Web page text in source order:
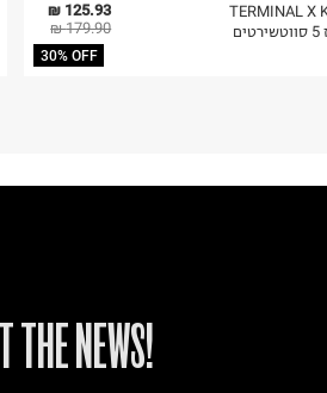
125.93 ₪
179.90 ₪
30% OFF
TERMINAL X
!GET THE NEWS